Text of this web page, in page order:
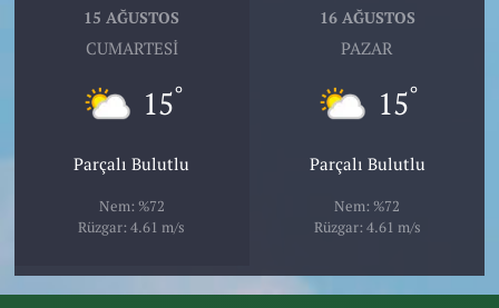
15 AĞUSTOS
CUMARTESI
15°
Parçalı Bulutlu
Nem: %72
Rüzgar: 4.61 m/s
16 AĞUSTOS
PAZAR
15°
Parçalı Bulutlu
Nem: %72
Rüzgar: 4.61 m/s